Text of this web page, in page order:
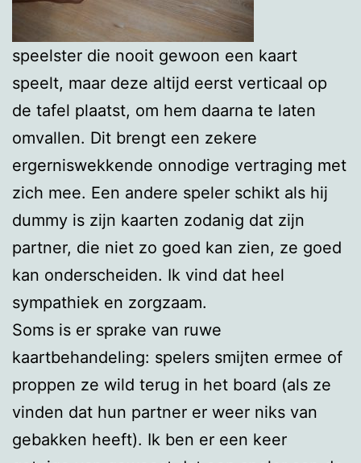
speelster die nooit gewoon een kaart
speelt, maar deze altijd eerst verticaal op
de tafel plaatst, om hem daarna te laten
omvallen. Dit brengt een zekere
ergerniswekkende onnodige vertraging met
zich mee. Een andere speler schikt als hij
dummy is zijn kaarten zodanig dat zijn
partner, die niet zo goed kan zien, ze goed
kan onderscheiden. Ik vind dat heel
sympathiek en zorgzaam.
Soms is er sprake van ruwe
kaartbehandeling: spelers smijten ermee of
proppen ze wild terug in het board (als ze
vinden dat hun partner er weer niks van
gebakken heeft). Ik ben er een keer